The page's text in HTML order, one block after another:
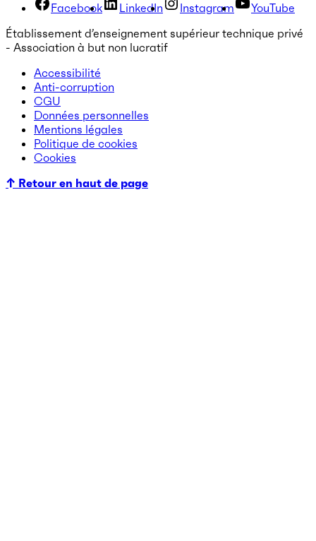
Facebook LinkedIn Instagram
YouTube
Établissement d’enseignement supérieur technique privé
- Association à but non lucratif
Accessibilité
Anti-corruption
CGU
Données personnelles
Mentions légales
Politique de cookies
Cookies
↑ Retour en haut de page